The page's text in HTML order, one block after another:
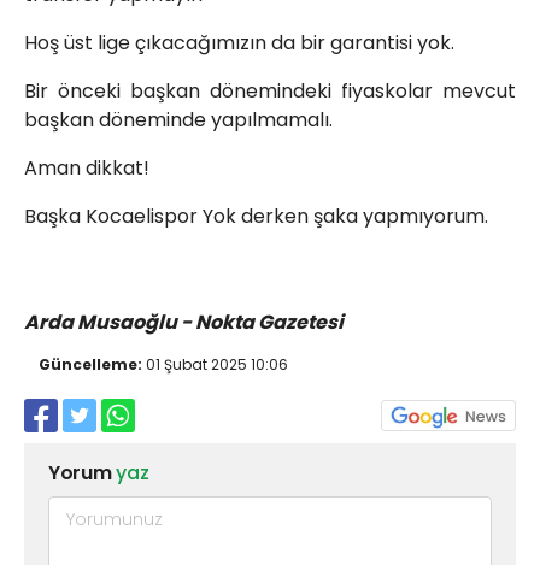
Hoş üst lige çıkacağımızın da bir garantisi yok.
Bir önceki başkan dönemindeki fiyaskolar mevcut
başkan döneminde yapılmamalı.
Aman dikkat!
Başka Kocaelispor Yok derken şaka yapmıyorum.
Arda Musaoğlu - Nokta Gazetesi
Güncelleme: 01 Şubat 2025 10:06
Yorumyaz